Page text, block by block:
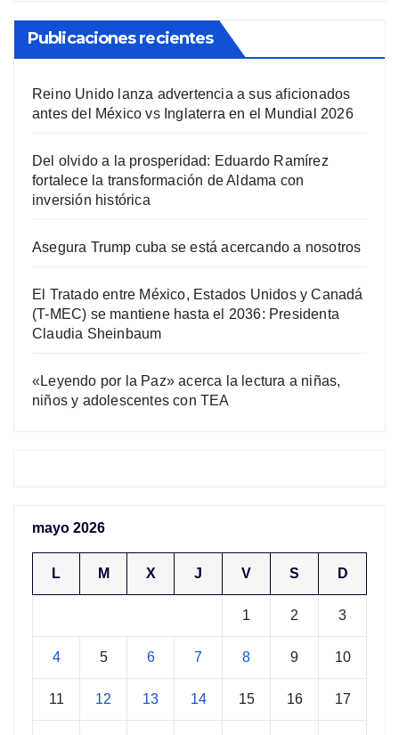
Publicaciones recientes
Reino Unido lanza advertencia a sus aficionados
antes del México vs Inglaterra en el Mundial 2026
Del olvido a la prosperidad: Eduardo Ramírez
fortalece la transformación de Aldama con
inversión histórica
Asegura Trump cuba se está acercando a nosotros
El Tratado entre México, Estados Unidos y Canadá
(T-MEC) se mantiene hasta el 2036: Presidenta
Claudia Sheinbaum
«Leyendo por la Paz» acerca la lectura a niñas,
niños y adolescentes con TEA
mayo 2026
L M X J V S D
1 2 3
4 5 6 7 8 9 10
11 12 13 14 15 16 17